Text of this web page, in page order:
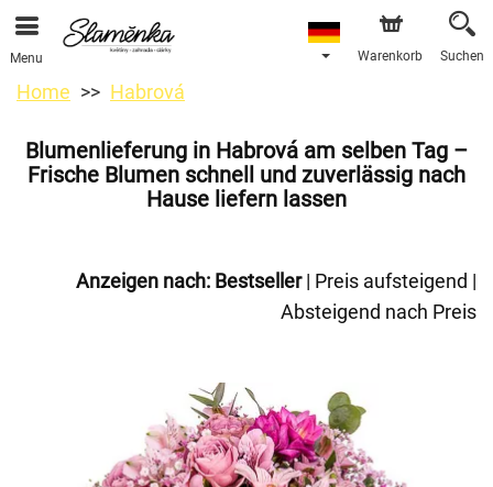
Menu Warenkorb Suchen
Home Habrová
Blumenlieferung in Habrová am selben Tag –
Frische Blumen schnell und zuverlässig nach
Hause liefern lassen
Anzeigen nach: Bestseller| Preis aufsteigend |
Absteigend nach Preis